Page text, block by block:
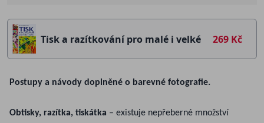
Tisk a razítkování pro malé i velké 269 Kč
Postupy a návody doplněné o barevné fotografie.
Obtisky, razítka, tiskátka – existuje nepřeberné množství